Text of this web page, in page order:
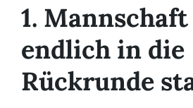
1.
endlich in die
Rückrunde